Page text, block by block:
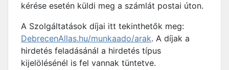
kérése esetén küldi meg a számlát postai úton.
A Szolgáltatások díjai itt tekinthetők meg:
DebrecenAllas.hu/munkaado/arak. A díjak a
hirdetés feladásánál a hirdetés típus
kijelölésénél is fel vannak tüntetve.